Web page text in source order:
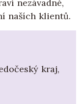
nezávadné,
naších klientů.
kraj,